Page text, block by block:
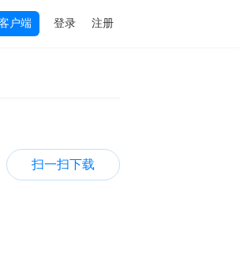
户端 登录 注册
扫一扫下载